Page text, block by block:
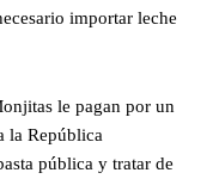
importar leche
le pagan por un
la República
pública y tratar de